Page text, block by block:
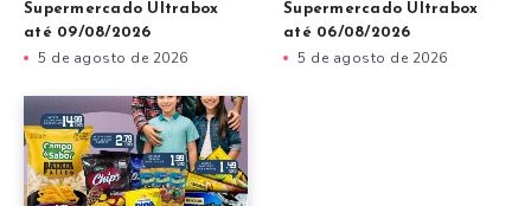
Supermercado Ultrabox
até 09/08/2026
5 de agosto de 2026
Supermercado Ultrabox
até 06/08/2026
5 de agosto de 2026